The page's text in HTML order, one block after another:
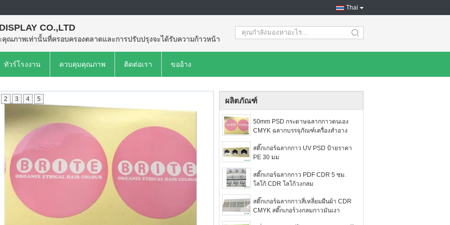
Thai
CO.,LTD
คุณภาพเท่านั้นที่ครอบครองตลาดและการปรับปรุงจะได้รับความก้าวหน้า search
ทัวร์โรงงาน ควบคุมคุณภาพ ติดต่อเรา ขออ้าง
2 3 4 5 ผลิตภัณฑ์
50mm PSD กระดาษฉลากกาวตนเอง
CMYK ฉลากบรรจุภัณฑ์เครื่องสำอาง
สติ๊กเกอร์ฉลากกาว UV PSD ป้ายราคา
PE 30 มม
สติ๊กเกอร์ฉลากกาว PDF CDR 5 ซม.
โลโก้ CDR โลโก้วงกลม
สติ๊กเกอร์ฉลากกาวสี่เหลี่ยมผืนผ้า CDR
CMYK สติ๊กเกอร์วงกลมกาวมันเงา